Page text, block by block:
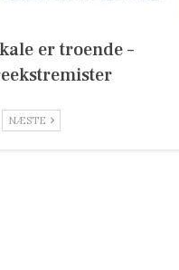
er troende –
NÆSTE